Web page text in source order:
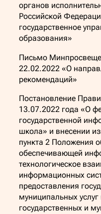
органов
Российской
государственное
образования»
Письмо
22.02.2022 «О
рекомендаций»
Постановление
13.07.2022 года «О
государственной
школа» и внесении
пункта 2 Положения
обеспечивающей
технологическое
информационных
предоставления
муниципальных
государственных и